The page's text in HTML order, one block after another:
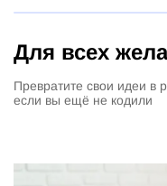
Для всех
Превратите свои идеи
если вы ещё не кодили